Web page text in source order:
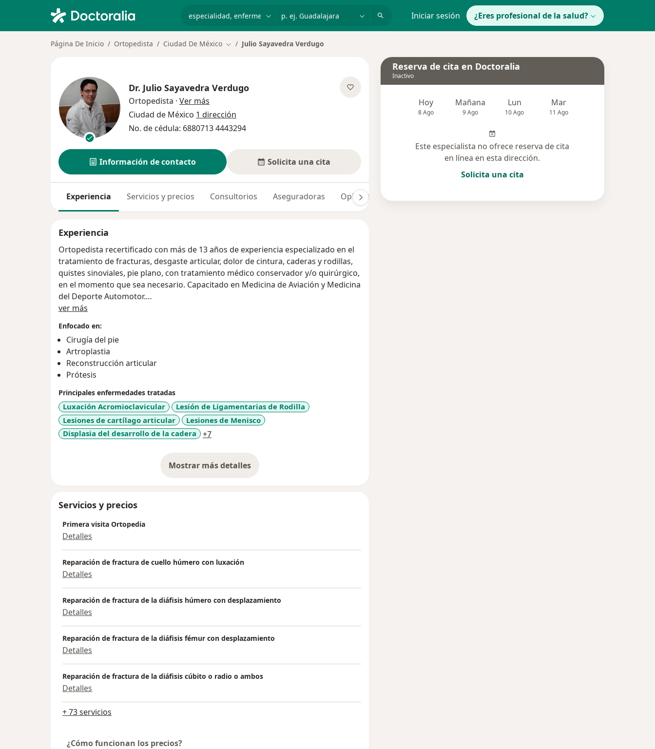
Iniciar sesión ¿Eres profesional de la salud?
Página De Inicio Ortopedista Ciudad De México Cambiar de ciudad
Julio Sayavedra Verdugo
Dr. Julio Sayavedra Verdugo
Ortopedista · Ver más
Ciudad de México 1 dirección
No. de cédula: 6880713 4443294
Información de contacto Solicita una cita
Experiencia Servicios y precios Consultorios Aseguradoras Opiniones (6)
Experiencia
Ortopedista recertificado con más de 13 años de experiencia especializado en el
tratamiento de fracturas, desgaste articular, dolor de cintura, caderas y rodillas,
quistes sinoviales, pie plano, con tratamiento médico conservador y/o quirúrgico,
en el momento que sea necesario. Capacitado en Medicina de Aviación y Medicina
del Deporte Automotor.
Desde la primera consulta con un trato cálido, amable y franco, para realizar un
Socio del COLEGIO MEXICANO DE ORTOPEDIA
Recertiicado por el CONSEJO MEXICANO DE ORTOPEDIA
ver más
Enfocado en:
Cirugía del pie
Artroplastia
Reconstrucción articular
Prótesis
Principales enfermedades tratadas
Luxación Acromioclavicular
Lesión de Ligamentarias de Rodilla
Lesiones de cartílago articular
Lesiones de Menisco
Displasia del desarrollo de la cadera
+7a11y_sr_more_diseases
Mostrar más detalles
sobre la experiencia
Servicios y precios
Primera visita Ortopedia
Detalles
Reparación de fractura de cuello húmero con luxación
Detalles
Reparación de fractura de la diáfisis húmero con desplazamiento
Detalles
Reparación de fractura de la diáfisis fémur con desplazamiento
Detalles
Reparación de fractura de la diáfisis cúbito o radio o ambos
Detalles
+ 73 servicios
¿Cómo funcionan los precios?
Reserva de cita en Doctoralia
Inactivo
Hoy
8 Ago
Mañana
9 Ago
Lun
10 Ago
Mar
11 Ago
Este especialista no ofrece reserva de cita
en línea en esta dirección.
Solicita una cita